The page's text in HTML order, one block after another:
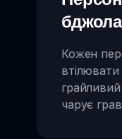
Кожен
чарує